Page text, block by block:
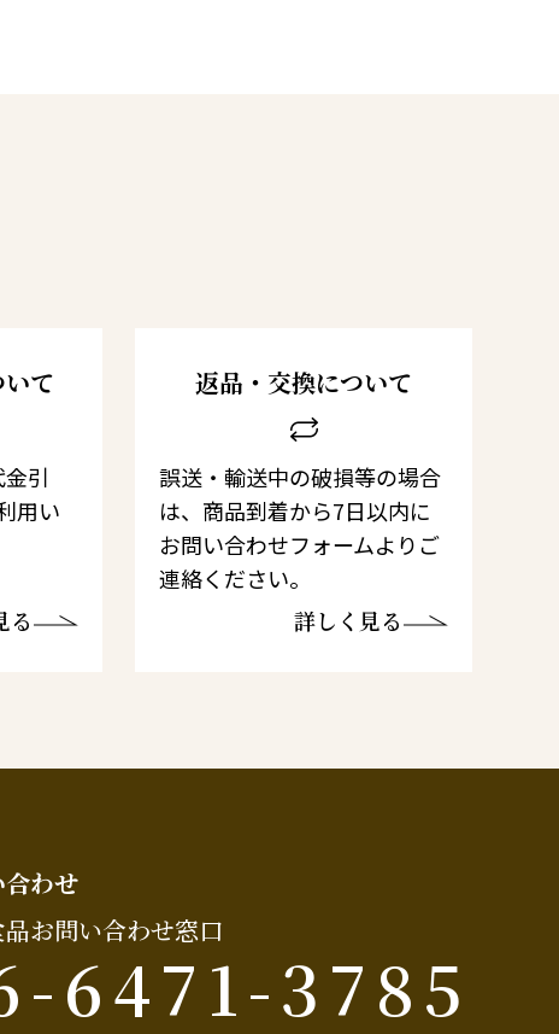
て
引
用い
る
返品・交換について
誤送・輸送中の破損等の場合
は、商品到着から7日以内に
お問い合わせフォームよりご
連絡ください。
詳しく見る
わせ
お問い合わせ窓口
6471-3785